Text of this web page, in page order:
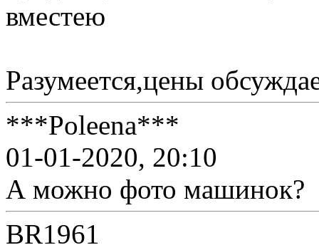
вместею
Разумеетcя,цены
***Poleena***
01-01-2020, 20:10
А можно фото машинок?
BR1961